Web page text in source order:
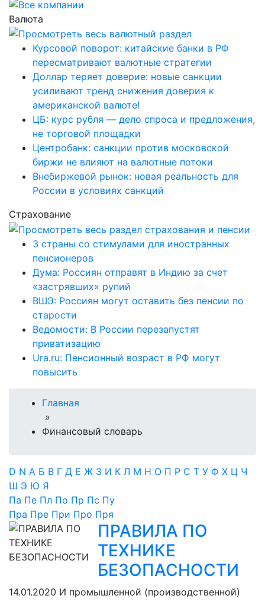
Валюта
Курсовой поворот: китайские банки в РФ
пересматривают валютные стратегии
Доллар теряет доверие: новые санкции
усиливают тренд снижения доверия к
американской валюте!
ЦБ: курс рубля — дело спроса и предложения,
не торговой площадки
Центробанк: санкции против московской
биржи не влияют на валютные потоки
Внебиржевой рынок: новая реальность для
России в условиях санкций
Страхование
3 страны со стимулами для иностранных
пенсионеров
Дума: Россиян отправят в Индию за счет
«застрявших» рупий
ВШЭ: Россиян могут оставить без пенсии по
старости
Ведомости: В России перезапустят
приватизацию
Ura.ru: Пенсионный возраст в РФ могут
повысить
Главная
»
Финансовый словарь
D N А Б В Г Д Е Ж З И К Л М Н О П Р С Т У Ф Х Ц Ч
Ш Э Ю Я
Па Пе Пл По Пр Пс Пу
Пра Пре При Про Пря
ПРАВИЛА ПО
ТЕХНИКЕ
БЕЗОПАСНОСТИ
14.01.2020 И промышленной (производственной)